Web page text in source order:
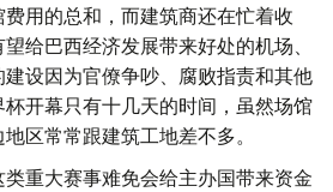
用的总和，而建筑商还在忙着收
给巴西经济发展带来好处的机场、
设因为官僚争吵、腐败指责和其他
开幕只有十几天的时间，虽然场馆
区常常跟建筑工地差不多。
重大赛事难免会给主办国带来资金